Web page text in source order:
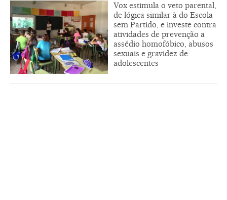
Vox estimula o veto parental,
de lógica similar à do Escola
sem Partido, e investe contra
atividades de prevenção a
assédio homofóbico, abusos
sexuais e gravidez de
adolescentes